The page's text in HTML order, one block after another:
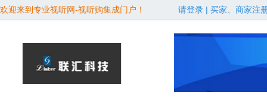
欢迎来到专业视听网-视听购集成门户！ 请登录 | 买家、商家注